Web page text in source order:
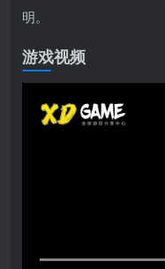
明。
游戏视频